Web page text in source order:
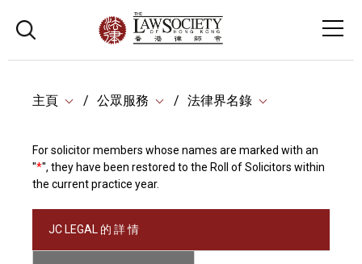
主頁 公眾服務 法律界名錄
For solicitor members whose names are marked with an
"*", they have been restored to the Roll of Solicitors within
the current practice year.
JC LEGAL 的 詳 情